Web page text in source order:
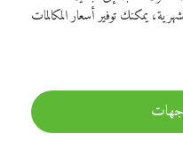
يمكنك توفير أسعار المكالمات